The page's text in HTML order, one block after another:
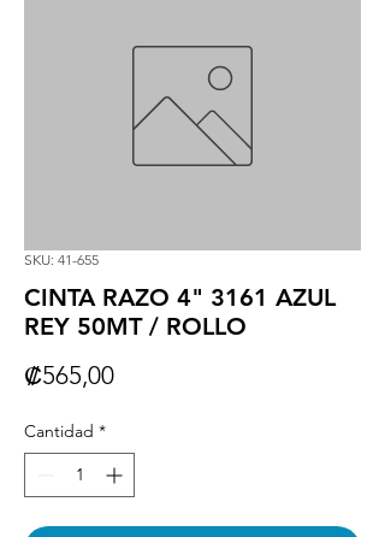
SKU: 41-655
CINTA RAZO 4" 3161 AZUL
REY 50MT / ROLLO
₡565,00Precio
Cantidad *